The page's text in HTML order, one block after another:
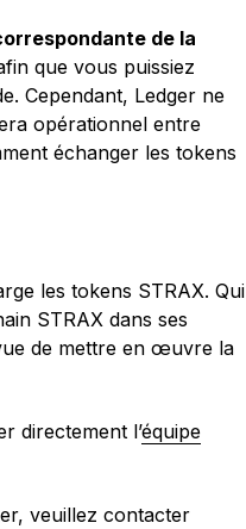
de la
que vous puissiez
Cependant, Ledger ne
opérationnel entre
échanger les tokens
les tokens STRAX. Qui
STRAX dans ses
de mettre en œuvre la
directement l’équipe
veuillez contacter